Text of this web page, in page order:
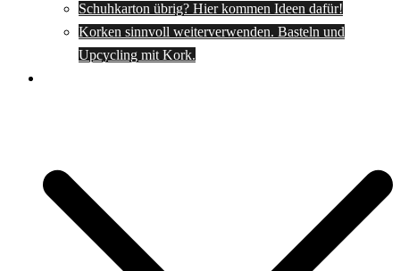
Schuhkarton übrig? Hier kommen Ideen dafür!
Korken sinnvoll weiterverwenden. Basteln und
Upcycling mit Kork.